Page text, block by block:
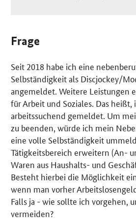
Frage
Seit 2018 habe ich eine
Selbständigkeit als Discjockey/
angemeldet. Weitere Leistungen
für Arbeit und Soziales. Das heißt,
arbeitssuchend gemeldet. Um
zu beenden, würde ich mein
eine volle Selbständigkeit
Tätigkeitsbereich erweitern (An-
Waren aus Haushalts- und
Besteht hierbei die Möglichkeit
wenn man vorher
Falls ja - wie sollte ich vorgehen,
vermeiden?